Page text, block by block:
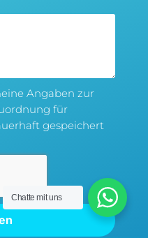
Angaben zur
für
gespeichert
Chatte mit uns